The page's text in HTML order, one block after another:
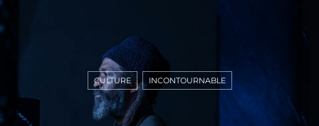
CULTURE INCONTOURNABLE